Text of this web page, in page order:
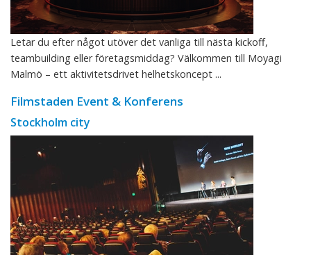
Letar du efter något utöver det vanliga till nästa kickoff,
teambuilding eller företagsmiddag? Välkommen till Moyagi
Malmö – ett aktivitetsdrivet helhetskoncept ...
Filmstaden Event & Konferens
Stockholm city